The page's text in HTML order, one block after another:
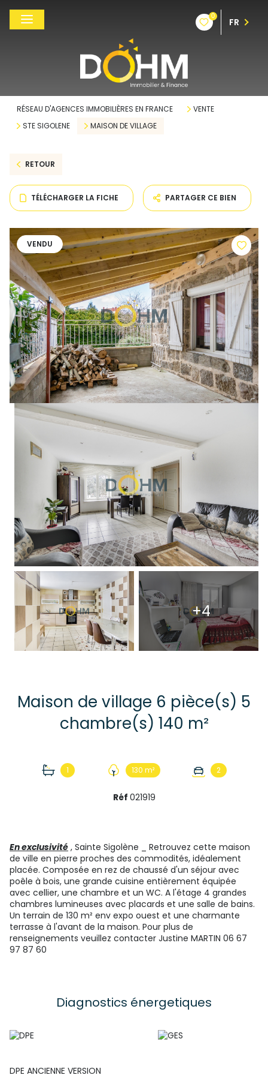
0
FR
RÉSEAU D'AGENCES IMMOBILIÈRES EN FRANCE
VENTE
STE SIGOLENE
MAISON DE VILLAGE
RETOUR
TÉLÉCHARGER LA FICHE PARTAGER CE BIEN
VENDU
+4
Maison de village 6 pièce(s) 5
chambre(s) 140 m²
1 130 m² 2
Réf 021919
En exclusivité , Sainte Sigolène _ Retrouvez cette maison
de ville en pierre proches des commodités, idéalement
placée. Composée en rez de chaussé d'un séjour avec
poêle à bois, une grande cuisine entièrement équipée
avec cellier, une chambre et un WC. A l'étage 4 grandes
chambres lumineuses avec placards et une salle de bains.
Un terrain de 130 m² env expo ouest et une charmante
terrasse à l'avant de la maison. Pour plus de
renseignements veuillez contacter Justine MARTIN 06 67
97 87 60
Diagnostics énergetiques
DPE ANCIENNE VERSION